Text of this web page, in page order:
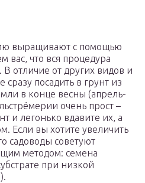
выращивают с помощью
вас, что вся процедура
отличие от других видов и
посадить в грунт из
в конце весны (апрель-
очень прост –
и легонько вдавите их, а
Если вы хотите увеличить
садоводы советуют
методом: семена
при низкой